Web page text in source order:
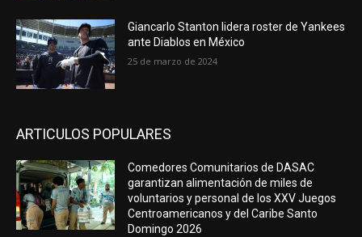
Giancarlo Stanton lidera roster de Yankees
ante Diablos en México
25 de marzo de 2024
ARTICULOS POPULARES
Comedores Comunitarios de DASAC
garantizan alimentación de miles de
voluntarios y personal de los XXV Juegos
Centroamericanos y del Caribe Santo
Domingo 2026